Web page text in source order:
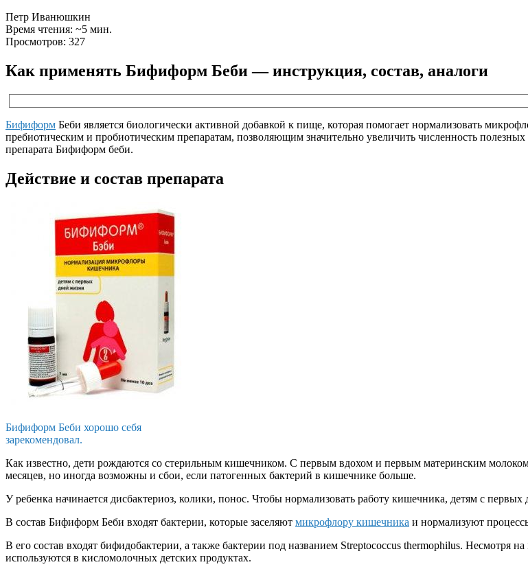
Петр Иванюшкин
Время чтения: ~5 мин.
Просмотров: 327
Как применять Бифиформ Беби — инструкция, состав, аналоги
Бифиформ Беби является биологически активной добавкой к пище, которая помогает нормализовать
пребиотическим и пробиотическим препаратам, позволяющим значительно увеличить численность
препарата Бифиформ беби.
Действие и состав препарата
Бифиформ Беби хорошо себя
зарекомендовал.
Как известно, дети рождаются со стерильным кишечником. С первым вдохом и первым материнским
месяцев, но иногда возможны и сбои, если патогенных бактерий в кишечнике больше.
У ребенка начинается дисбактериоз, колики, понос. Чтобы нормализовать работу кишечника, детям с
В состав Бифиформ Беби входят бактерии, которые заселяют микрофлору кишечника и нормализуют
В его состав входят бифидобактерии, а также бактерии под названием Streptococcus thermophilus. Несмотря
используются в кисломолочных детских продуктах.